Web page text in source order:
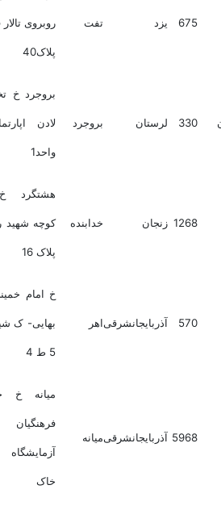
روبروی تالار فرهنگیان-
لرستان بروجرد
بروجرد خ تختی کوچه
لادن اپارتمان سیما
زنجان خدابنده
هشتگرد خ مصلی
کوچه شهید رستم نژاد
آذربایجانشرقیاهر
خ امام خمینی خ شیخ
بهایی- ک شیخ شهاب-
آذربایجانشرقیمیانه
میانه خ خانمحمدی
فرهنگیان جنب
آزمایشگاه مکانیک